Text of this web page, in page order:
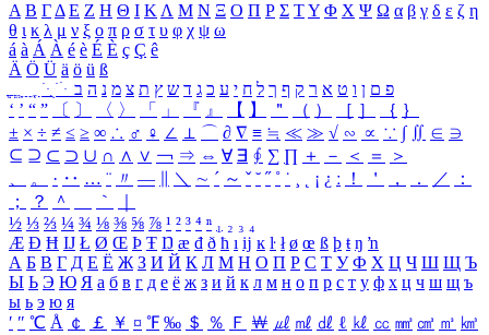
Α Β ΓΔ Ε Ζ Η Θ Ι ΚΛ Μ Ν Ξ Ο Π Ρ Σ ΤΥ Φ Χ Ψ Ω α β γ δ ε ζ η
θ ι κ λ μ ν ξ ο π ρ σ τ υ φ χ ψ ω
á à Á À é è É È ç Ç ê
Ä Ö Ü ä ö ü ß
ִֶֹ ֻּ ׁׂ פ ם ן ו ט א ר ק ף ך ל ח י ע כ ג ד ש ץ ת צ מ נ ה ב
‘ ’ “ ” 〔 〕 〈 〉 「 」 『 』 【 】 ＂ （ ） ［ ］ ｛ ｝
± × ÷ ≠ ≤ ≥ ∞ ∴ ♂ ♀ ∠ ⊥ ⌒ ∂ ∇ ≡ ≒ ≪ ≫ √ ∽ ∝ ∵ ∫ ∬ ∈ ∋
⊆ ⊇ ⊂ ⊃ ∪ ∩ ∧ ∨ ￢ ⇒ ⇔ ∀ ∃ ∮ ∑ ∏ ＋ － ＜ ＝
＞
、
。 · ‥ … ¨ 〃 ― ＼ ∼ ´ ～ ˇ ˘ ˝ ˚ ˙ ¸ ¡ ¿ ː ！ ＇ ， ． ／
：
；
？ ＾ ｀
½ ⅓ ⅔ ¼ ¾ ⅛ ⅜ ⅝ ⅞ ¹ ² ³ ⁴ ⁿ ₁ ₂ ₃ ₄
Æ Ð Ħ Ĳ Ł Ø Œ Þ Ŧ Ŋ æ đ ð ħ ı ĳ ĸ ŀ ł ø œ ß þ ŧ ŋ ŉ
А Б В Г Д Е Ё Ж З И Й К Л М Н О П Р С Т У Ф Х Ц Ч Ш Щ Ъ
Ы Ь Э Ю Я а б в г д е ё ж з и й к л м н о п р с т у ф х ц ч ш щ ъ
ы ь э ю я
′ ″ ℃ Å ￠ ￡ ￥ ¤ ℉ ‰ ＄ ％ Ｆ ￦ ㎕ ㎖ ㎗ ℓ ㎘ ㏄ ㎣ ㎤ ㎥ ㎦